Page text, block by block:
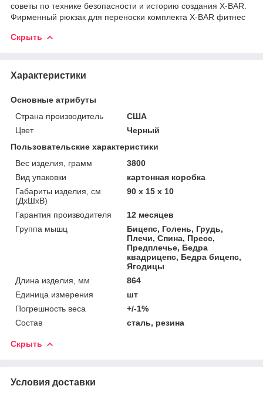
советы по технике безопасности и историю создания X-BAR.
Фирменный рюкзак для переноски комплекта X-BAR фитнес
Скрыть
Характеристики
Основные атрибуты
Страна производитель
США
Цвет
Черный
Пользовательские характеристики
Вес изделия, грамм
3800
Вид упаковки
картонная коробка
Габариты изделия, см
(ДхШхВ)
90 х 15 х 10
Гарантия производителя
12 месяцев
Группа мышц
Бицепс, Голень, Грудь,
Плечи, Спина, Пресс,
Предплечье, Бедра
квадрицепс, Бедра бицепс,
Ягодицы
Длина изделия, мм
864
Единица измерения
шт
Погрешность веса
+/-1%
Состав
сталь, резина
Скрыть
Условия доставки